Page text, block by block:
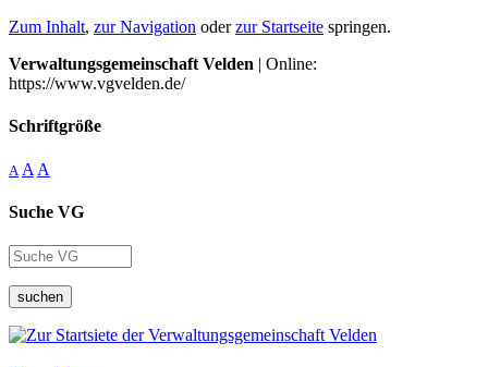
Zum Inhalt, zur Navigation oderzur Startseite springen.
Verwaltungsgemeinschaft Velden | Online:
https://www.vgvelden.de/
Schriftgröße
A A A
Suche VG
suchen